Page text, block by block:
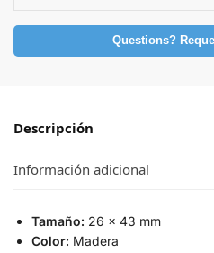
Questions?
Descripción
Información adicional
Tamaño: 26 x 43 mm
Color: Madera